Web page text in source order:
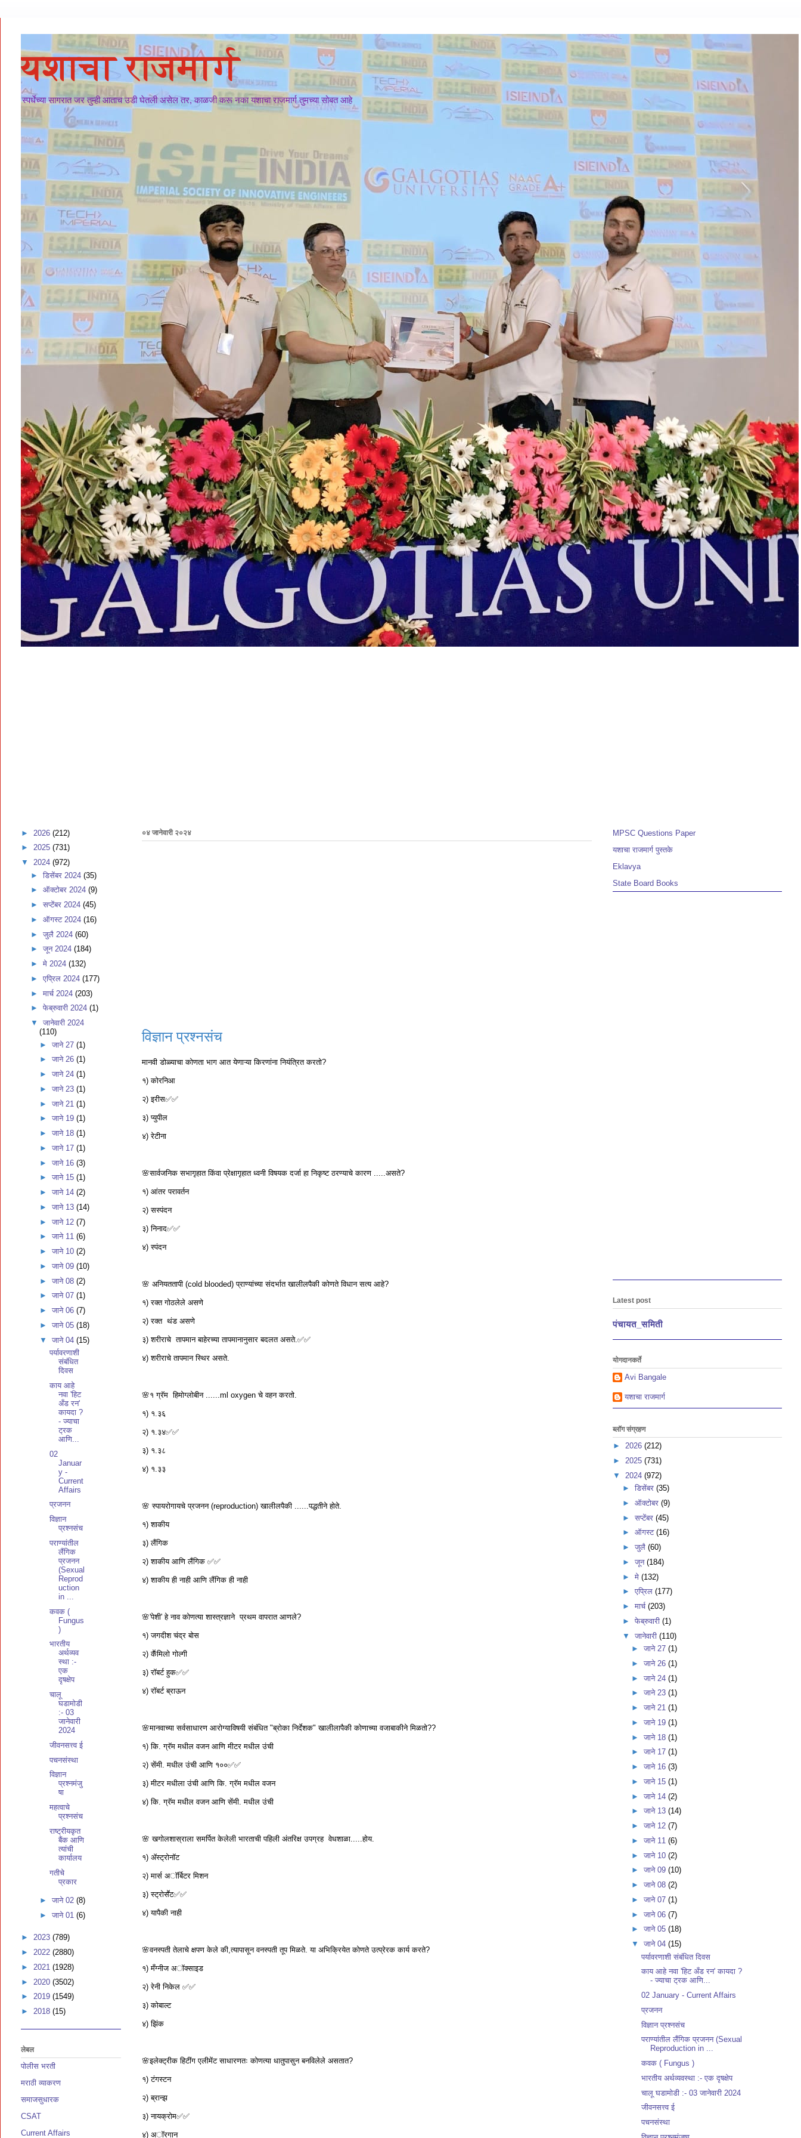
यशाचा राजमार्ग
स्पर्धेच्या सागरात जर तुम्ही आताच उडी घेतली असेल तर, काळजी करू नका यशाचा राजमार्ग तुमच्या सोबत आहे
०४ जानेवारी २०२४
विज्ञान प्रश्नसंच
मानवी डोळ्याचा कोणता भाग आत येणाऱ्या किरणांना नियंत्रित करतो?
१) कोरनिआ
२) इरीस✅✅
३) प्युपील
४) रेटीना
🌸सार्वजनिक सभागृहात किंवा प्रेक्षागृहात ध्वनी विषयक दर्जा हा निकृष्ट ठरण्याचे कारण .....असते?
१) आंतर परावर्तन
२) सस्पंदन
३) निनाद✅✅
४) स्पंदन
🌸 अनियततापी (cold blooded) प्राण्यांच्या संदर्भात खालीलपैकी कोणते विधान सत्य आहे?
१) रक्त गोठलेले असणे
२) रक्त थंड असणे
३) शरीराचे तापमान बाहेरच्या तापमानानुसार बदलत असते.✅✅
४) शरीराचे तापमान स्थिर असते.
🌸१ ग्रॅम हिमोग्लोबीन ......ml oxygen चे वहन करतो.
१) १.३६
२) १.३४✅✅
३) १.३८
४) १.३३
🌸 स्पायरोगायचे प्रजनन (reproduction) खालीलपैकी ......पद्धतीने होते.
१) शाकीय
३) लैंगिक
२) शाकीय आणि लैंगिक ✅✅
४) शाकीय ही नाही आणि लैंगिक ही नाही
🌸'पेशी' हे नाव कोणत्या शास्त्रज्ञाने प्रथम वापरात आणले?
१) जगदीश चंद्र बोस
२) कॕमिलो गोल्गी
३) रॉबर्ट हुक✅✅
४) रॉबर्ट ब्राऊन
🌸मानवाच्या सर्वसाधारण आरोग्याविषयी संबंधित "ब्रोका निर्देशक" खालीलापैकी कोणाच्या वजाबाकीने मिळतो??
१) कि. ग्रॅम मधील वजन आणि मीटर मधील उंची
२) सेंमी. मधील उंची आणि १००✅✅
३) मीटर मधीला उंची आणि कि. ग्रॅम मधील वजन
४) कि. ग्रॅम मधील वजन आणि सेंमी. मधील उंची
🌸 खगोलशास्राला समर्पित केलेली भारताची पहिली अंतरिक्ष उपग्रह वेधशाळा.....होय.
१) ॲस्ट्रोनॉट
२) मार्स अॉर्बिटर मिशन
३) स्ट्रोसॕट✅✅
४) यापैकी नाही
🌸वनस्पती तेलाचे क्षपण केले की,त्यापासून वनस्पती तूप मिळते. या अभिक्रियेत कोणते उत्प्रेरक कार्य करते?
१) मँग्नीज अॉक्साइड
२) रेनी निकेल ✅✅
३) कोबाल्ट
४) झिंक
🌸इलेक्ट्रीक हिटींग एलीमेंट साधारणतः कोणत्या धातुपासुन बनविलेले असतात?
१) टंगस्टन
२) ब्रान्झ
३) नायक्रोम✅✅
४) अॉरगान
► 2026 (212)
► 2025 (731)
▼ 2024 (972)
► डिसेंबर 2024 (35)
► ऑक्टोबर 2024 (9)
► सप्टेंबर 2024 (45)
► ऑगस्ट 2024 (16)
► जुलै 2024 (60)
► जून 2024 (184)
► मे 2024 (132)
► एप्रिल 2024 (177)
► मार्च 2024 (203)
► फेब्रुवारी 2024 (1)
▼ जानेवारी 2024
(110)
►जाने 27(1)
►जाने 26(1)
►जाने 24(1)
►जाने 23(1)
►जाने 21(1)
►जाने 19(1)
►जाने 18(1)
►जाने 17(1)
►जाने 16(3)
►जाने 15(1)
►जाने 14(2)
►जाने 13(14)
►जाने 12(7)
►जाने 11(6)
►जाने 10(2)
►जाने 09(10)
►जाने 08(2)
►जाने 07(1)
►जाने 06(7)
►जाने 05(18)
▼जाने 04(15)
पर्यावरणाशी
संबंधित
दिवस
काय आहे
नवा 'हिट
अँड रन'
कायदा ?
- ज्याचा
ट्रक
आणि...
02
Januar
y -
Current
Affairs
प्रजनन
विज्ञान
प्रश्नसंच
पराण्यांतील
लैंगिक
प्रजनन
(Sexual
Reprod
uction
in ...
कवक (
Fungus
)
भारतीय
अर्थव्यव
स्था :-
एक
दृषक्षेप
चालू
घडामोडी
:- 03
जानेवारी
2024
जीवनसत्त्व ई
पचनसंस्था
विज्ञान
प्रश्नमंजु
षा
महत्वाचे
प्रश्नसंच
राष्ट्रीयकृत
बैंक आणि
त्यांची
कार्यालय
गतीचे
प्रकार
►जाने 02(8)
►जाने 01(6)
► 2023 (789)
► 2022 (2880)
► 2021 (1928)
► 2020 (3502)
► 2019 (1549)
► 2018 (15)
लेबल
पोलीस भरती
मराठी व्याकरण
समाजसुधारक
CSAT
Current Affairs
MPSC Questions Paper
यशाचा राजमार्ग पुस्तके
Eklavya
State Board Books
Latest post
पंचायत_समिती
योगदानकर्ते
Avi Bangale
यशाचा राजमार्ग
ब्लॉग संग्रहण
► 2026 (212)
► 2025 (731)
▼ 2024 (972)
► डिसेंबर (35)
► ऑक्टोबर (9)
► सप्टेंबर (45)
► ऑगस्ट (16)
► जुलै (60)
► जून (184)
► मे (132)
► एप्रिल (177)
► मार्च (203)
► फेब्रुवारी (1)
▼ जानेवारी (110)
►जाने 27(1)
►जाने 26(1)
►जाने 24(1)
►जाने 23(1)
►जाने 21(1)
►जाने 19(1)
►जाने 18(1)
►जाने 17(1)
►जाने 16(3)
►जाने 15(1)
►जाने 14(2)
►जाने 13(14)
►जाने 12(7)
►जाने 11(6)
►जाने 10(2)
►जाने 09(10)
►जाने 08(2)
►जाने 07(1)
►जाने 06(7)
►जाने 05(18)
▼जाने 04(15)
पर्यावरणाशी संबंधित दिवस
काय आहे नवा 'हिट अँड रन' कायदा ?
- ज्याचा ट्रक आणि...
02 January - Current Affairs
प्रजनन
विज्ञान प्रश्नसंच
पराण्यांतील लैंगिक प्रजनन (Sexual
Reproduction in ...
कवक ( Fungus )
भारतीय अर्थव्यवस्था :- एक दृषक्षेप
चालू घडामोडी :- 03 जानेवारी 2024
जीवनसत्त्व ई
पचनसंस्था